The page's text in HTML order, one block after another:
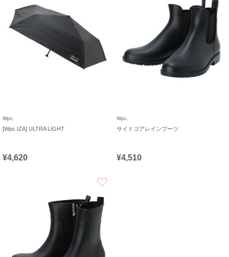
Wpc.
[Wpc.IZA] ULTRA LIGHT
¥4,620
Wpc.
サイドゴアレインブーツ
¥4,510